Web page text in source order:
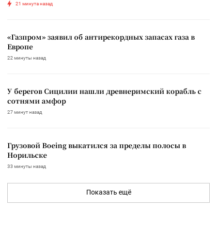
21 минута назад
«Газпром» заявил об антирекордных запасах газа в
Европе
22 минуты назад
У берегов Сицилии нашли древнеримский корабль с
сотнями амфор
27 минут назад
Грузовой Boeing выкатился за пределы полосы в
Норильске
33 минуты назад
Показать ещё